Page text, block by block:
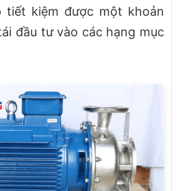
tiết kiệm được một khoản
đầu tư vào các hạng mục